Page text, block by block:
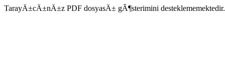
TarayÄ±cÄ±nÄ±z PDF dosyasÄ± gÃ¶sterimini